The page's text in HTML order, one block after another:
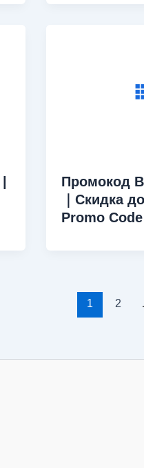
Промокод
｜Скидка
Promo Code
1 2